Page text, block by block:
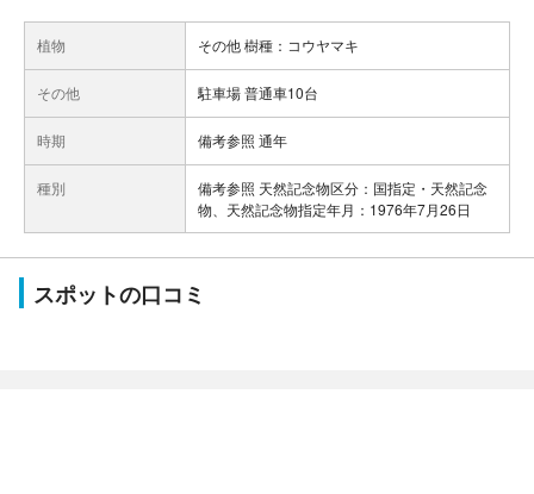
植物 その他 樹種：コウヤマキ
その他 駐車場 普通車10台
時期 備考参照 通年
種別
備考参照 天然記念物区分：国指定・天然記念
物、天然記念物指定年月：1976年7月26日
スポットの口コミ